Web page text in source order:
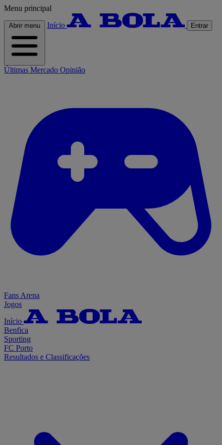
Menu principal
Abrir menu Início Entrar
Últimas Mercado Opinião
Fans Arena
Jogos
Início
Benfica
Sporting
FC Porto
Resultados e Classificações